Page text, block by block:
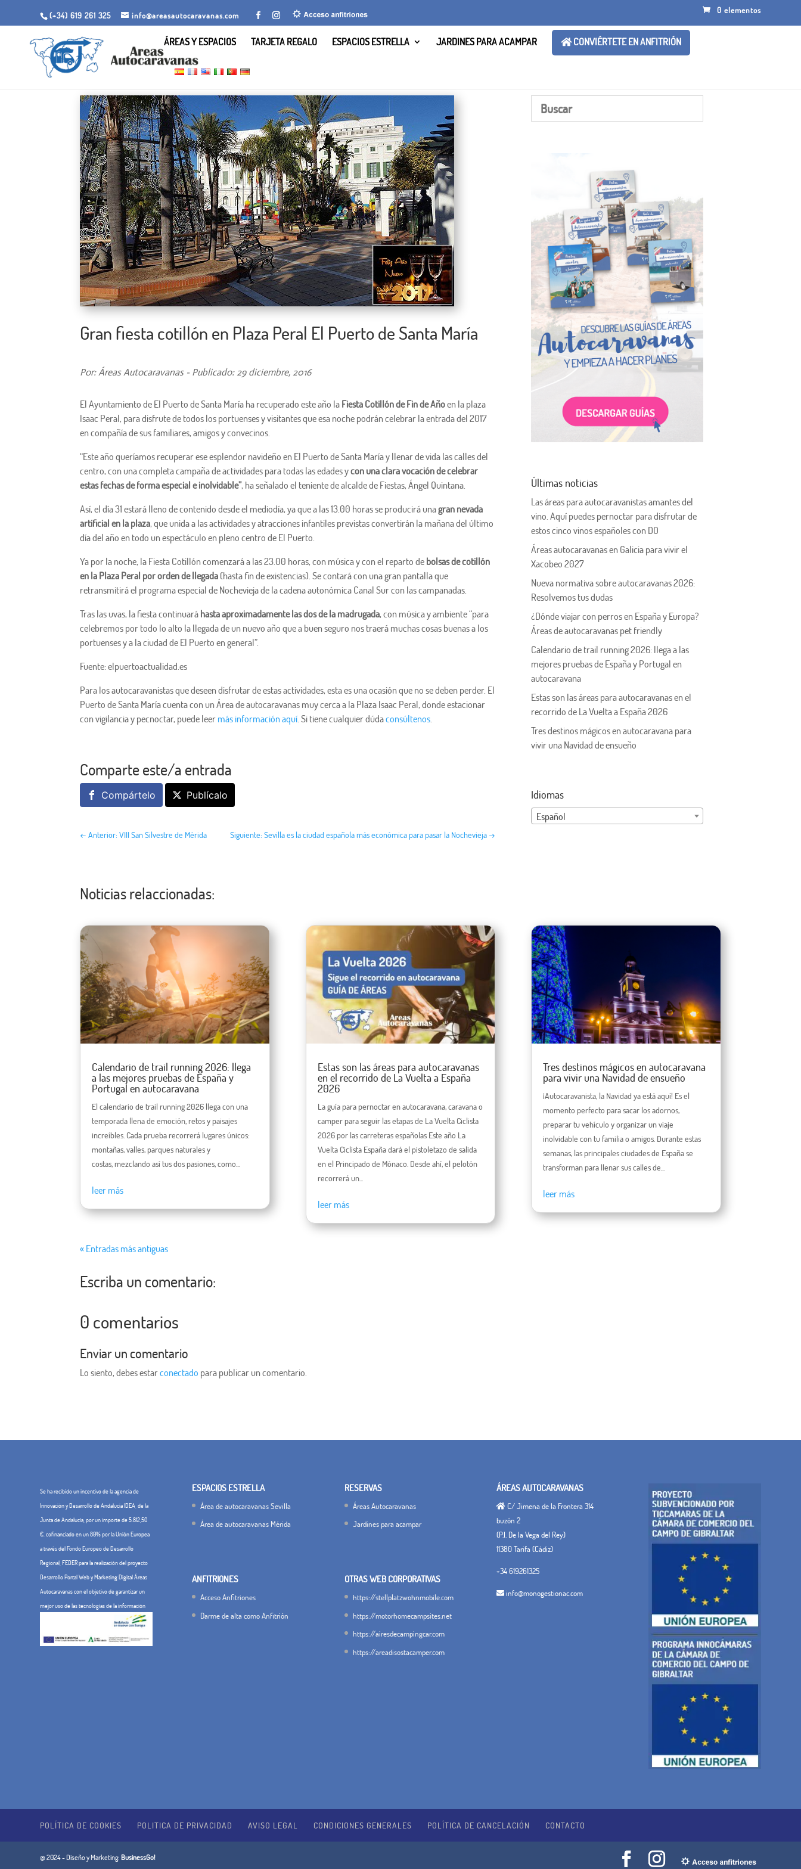
(+34) 619 261 325 info@areasautocaravanas.com
0 elementos
ÁREAS Y ESPACIOS TARJETA REGALO ESPACIOS ESTRELLA JARDINES PARA ACAMPAR CONVIÉRTETE EN ANFITRIÓN
Gran fiesta cotillón en Plaza Peral El Puerto de Santa María
Por: Áreas Autocaravanas - Publicado: 29 diciembre, 2016
El Ayuntamiento de El Puerto de Santa María ha recuperado este año la Fiesta Cotillón de Fin de Añoen la plaza
Isaac Peral, para disfrute de todos los portuenses y visitantes que esa noche podrán celebrar la entrada del 2017
en compañía de sus familiares, amigos y convecinos.
“Este año queríamos recuperar ese esplendor navideño en El Puerto de Santa María y llenar de vida las calles del
centro, con una completa campaña de actividades para todas las edades ycon una clara vocación de celebrar
estas fechas de forma especial e inolvidable”, ha señalado el teniente de alcalde de Fiestas, Ángel Quintana.
Así, el día 31 estará lleno de contenido desde el mediodía, ya que a las 13.00 horas se producirá unagran nevada
artificial en la plaza, que unida a las actividades y atracciones infantiles previstas convertirán la mañana del último
día del año en todo un espectáculo en pleno centro de El Puerto.
Ya por la noche, la Fiesta Cotillón comenzará a las 23.00 horas, con música y con el reparto de bolsas de cotillón
en la Plaza Peral por orden de llegada (hasta fin de existencias). Se contará con una gran pantalla que
retransmitirá el programa especial de Nochevieja de la cadena autonómica Canal Sur con las campanadas.
Tras las uvas, la fiesta continuará hasta aproximadamente las dos de la madrugada, con música y ambiente “para
celebremos por todo lo alto la llegada de un nuevo año que a buen seguro nos traerá muchas cosas buenas a los
portuenses y a la ciudad de El Puerto en general”.
Fuente: elpuertoactualidad.es
Para los autocaravanistas que deseen disfrutar de estas actividades, esta es una ocasión que no se deben perder. El
Puerto de Santa María cuenta con un Área de autocaravanas muy cerca a la Plaza Isaac Peral, donde estacionar
con vigilancia y pecnoctar, puede leer más información aquí. Si tiene cualquier dúdaconsúltenos.
Comparte este/a entrada
Compártelo Publícalo
←Anterior: VIII San Silvestre de Mérida Siguiente: Sevilla es la ciudad española más económica para pasar la Nochevieja →
Últimas noticias
Las áreas para autocaravanistas amantes del
vino. Aquí puedes pernoctar para disfrutar de
estos cinco vinos españoles con DO
Áreas autocaravanas en Galicia para vivir el
Xacobeo 2027
Nueva normativa sobre autocaravanas 2026:
Resolvemos tus dudas
¿Dónde viajar con perros en España y Europa?
Áreas de autocaravanas pet friendly
Calendario de trail running 2026: llega a las
mejores pruebas de España y Portugal en
autocaravana
Estas son las áreas para autocaravanas en el
recorrido de La Vuelta a España 2026
Tres destinos mágicos en autocaravana para
vivir una Navidad de ensueño
Idiomas
Español
Noticias relaccionadas:
Calendario de trail running 2026: llega
a las mejores pruebas de España y
Portugal en autocaravana
El calendario de trail running 2026 llega con una
temporada llena de emoción, retos y paisajes
increíbles. Cada prueba recorrerá lugares únicos:
montañas, valles, parques naturales y
costas, mezclando así tus dos pasiones, como...
leer más
Estas son las áreas para autocaravanas
en el recorrido de La Vuelta a España
2026
La guía para pernoctar en autocaravana, caravana o
camper para seguir las etapas de La Vuelta Ciclista
2026 por las carreteras españolas Este año La
Vuelta Ciclista España dará el pistoletazo de salida
en el Principado de Mónaco. Desde ahí, el pelotón
recorrerá un...
leer más
Tres destinos mágicos en autocaravana
para vivir una Navidad de ensueño
¡Autocaravanista, la Navidad ya está aquí! Es el
momento perfecto para sacar los adornos,
preparar tu vehículo y organizar un viaje
inolvidable con tu familia o amigos. Durante estas
semanas, las principales ciudades de España se
transforman para llenar sus calles de...
leer más
« Entradas más antiguas
Escriba un comentario:
0 comentarios
Enviar un comentario
Lo siento, debes estarconectado para publicar un comentario.
Se ha recibido un incentivo de la agencia de
Innovación y Desarrollo de Andalucía IDEA, de la
Junta de Andalucía, por un importe de 5.812,50
€, cofinanciado en un 80% por la Unión Europea
a través del Fondo Europeo de Desarrollo
Regional, FEDER para la realización del proyecto
Desarrollo Portal Web y Marketing Digital Áreas
Autocaravanas con el objetivo de garantizar un
mejor uso de las tecnologías de la información
ESPACIOS ESTRELLA
Área de autocaravanas Sevilla
Área de autocaravanas Mérida
ANFITRIONES
Acceso Anfitriones
Darme de alta como Anfitrión
RESERVAS
Áreas Autocaravanas
Jardines para acampar
OTRAS WEB CORPORATIVAS
https://stellplatzwohnmobile.com
https://motorhomecampsites.net
https://airesdecampingcar.com
https://areadisostacamper.com
ÁREAS AUTOCARAVANAS
C/ Jimena de la Frontera 314
buzón 2
(P.I. De la Vega del Rey)
11380 Tarifa (Cádiz)
+34 619261325
info@monogestionac.com
POLÍTICA DE COOKIES POLITICA DE PRIVACIDAD AVISO LEGAL CONDICIONES GENERALES POLÍTICA DE CANCELACIÓN CONTACTO
@ 2024 - Diseño y Marketing:BusinessGo!